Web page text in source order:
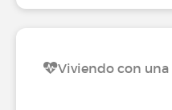
Viviendo con